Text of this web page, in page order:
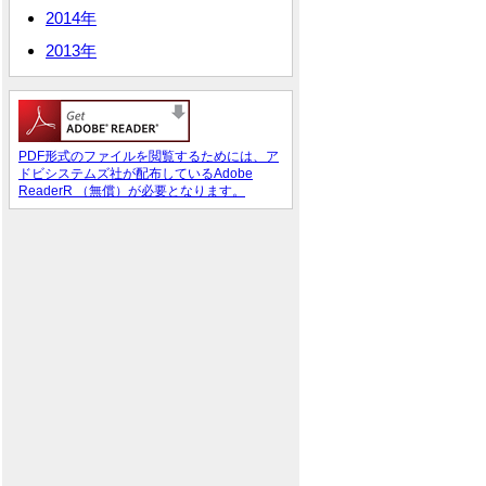
2014年
2013年
PDF形式のファイルを閲覧するためには、ア
ドビシステムズ社が配布しているAdobe
ReaderR （無償）が必要となります。